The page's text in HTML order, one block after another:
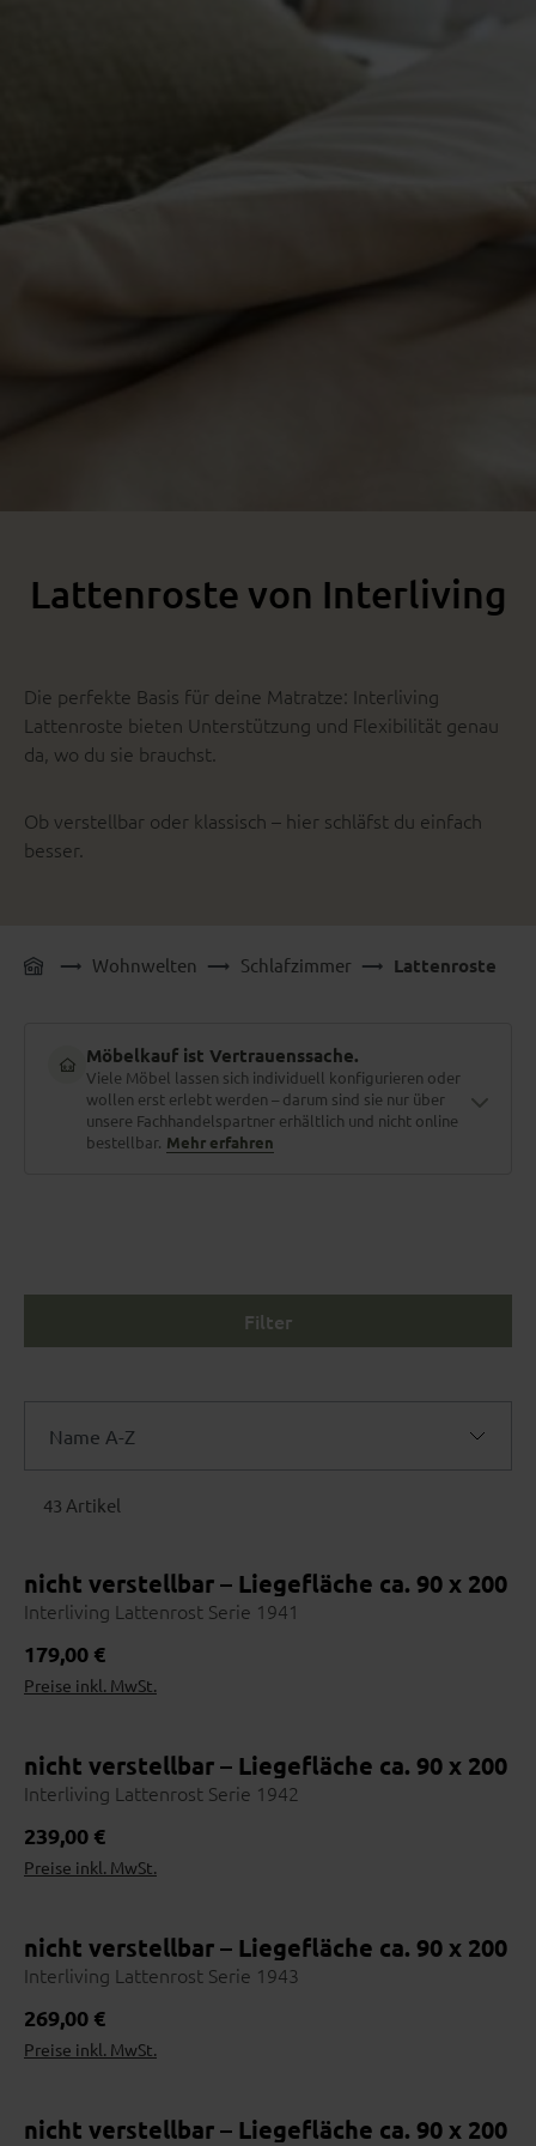
Lattenroste von Interliving
Die perfekte Basis für deine Matratze: Interliving
Lattenroste bieten Unterstützung und Flexibilität genau
da, wo du sie brauchst.
Ob verstellbar oder klassisch – hier schläfst du einfach
besser.
Wohnwelten Schlafzimmer Lattenroste
Möbelkauf ist Vertrauenssache.
Viele Möbel lassen sich individuell konfigurieren oder
wollen erst erlebt werden – darum sind sie nur über
unsere Fachhandelspartner erhältlich und nicht online
bestellbar. Mehr erfahren
Größe, Bezug, Funktionen, Farbe – fast jedes Möbelstück lässt
Option.
Persönlicher Ansprechpartner
dich und dein Möbelstück kennt – mit Namen, Gesicht und
Erfahrung.
Online entdecken
2 Händler finden
Nutze die Händlersuche
3 Stoffe & Farben prüfen
Beraten lassen
Maße, Materialien, Lieferzeit
5 Bestellen
Filter
43 Artikel
Name A-Z
Name A-Z
Preis aufsteigend
Preis absteigend
Topseller
nicht verstellbar – Liegefläche ca. 90 x 200
Interliving Lattenrost Serie 1941
Regulärer Preis:
179,00 €
Preise inkl. MwSt.
nicht verstellbar – Liegefläche ca. 90 x 200
Interliving Lattenrost Serie 1942
Regulärer Preis:
239,00 €
Preise inkl. MwSt.
nicht verstellbar – Liegefläche ca. 90 x 200
Interliving Lattenrost Serie 1943
Regulärer Preis:
269,00 €
Preise inkl. MwSt.
nicht verstellbar – Liegefläche ca. 90 x 200